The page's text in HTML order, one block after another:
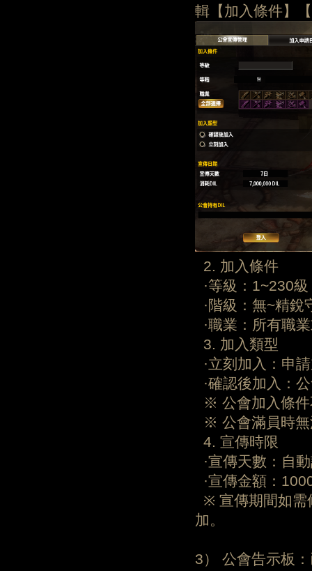
輯【加入條件】
2. 加入條件
·等級：1~230級
·階級：無~精銳
·職業：所有職
3. 加入類型
·立刻加入：申
·確認後加入：
※ 公會加入條件
※ 公會滿員時無
4. 宣傳時限
·宣傳天數：自
·宣傳金額：
※ 宣傳期間如需
加。
3） 公會告示板